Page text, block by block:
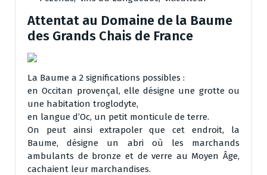
Attentat au Domaine de la Baume
des Grands Chais de France
La Baume a 2 significations possibles :
en Occitan provençal, elle désigne une grotte ou
une habitation troglodyte,
en langue d’Oc, un petit monticule de terre.
On peut ainsi extrapoler que cet endroit, la
Baume, désigne un abri où les marchands
ambulants de bronze et de verre au Moyen Âge,
cachaient leur marchandises.